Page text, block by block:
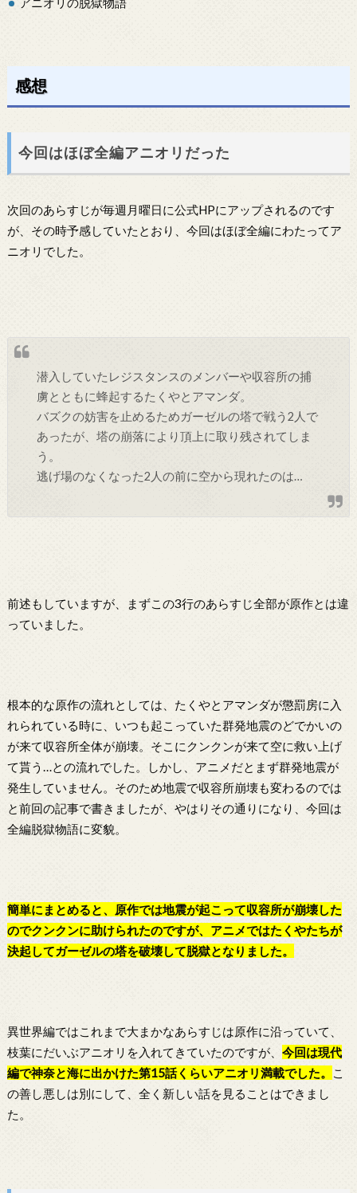
感想
今回はほぼ全編アニオリだった
次回のあらすじが毎週月曜日に公式HPにアップされるのです
が、その時予感していたとおり、今回はほぼ全編にわたってア
ニオリでした。
潜入していたレジスタンスのメンバーや収容所の捕
虜とともに蜂起するたくやとアマンダ。
バズクの妨害を止めるためガーゼルの塔で戦う2人で
あったが、塔の崩落により頂上に取り残されてしま
う。
逃げ場のなくなった2人の前に空から現れたのは…
前述もしていますが、まずこの3行のあらすじ全部が原作とは違
っていました。
根本的な原作の流れとしては、たくやとアマンダが懲罰房に入
れられている時に、いつも起こっていた群発地震のどでかいの
が来て収容所全体が崩壊。そこにクンクンが来て空に救い上げ
て貰う…との流れでした。しかし、アニメだとまず群発地震が
発生していません。そのため地震で収容所崩壊も変わるのでは
と前回の記事で書きましたが、やはりその通りになり、今回は
全編脱獄物語に変貌。
簡単にまとめると、原作では地震が起こって収容所が崩壊した
のでクンクンに助けられたのですが、アニメではたくやたちが
決起してガーゼルの塔を破壊して脱獄となりました。
異世界編ではこれまで大まかなあらすじは原作に沿っていて、
枝葉にだいぶアニオリを入れてきていたのですが、 今回は現代
編で神奈と海に出かけた第15話くらいアニオリ満載でした。
こ
の善し悪しは別にして、全く新しい話を見ることはできまし
た。